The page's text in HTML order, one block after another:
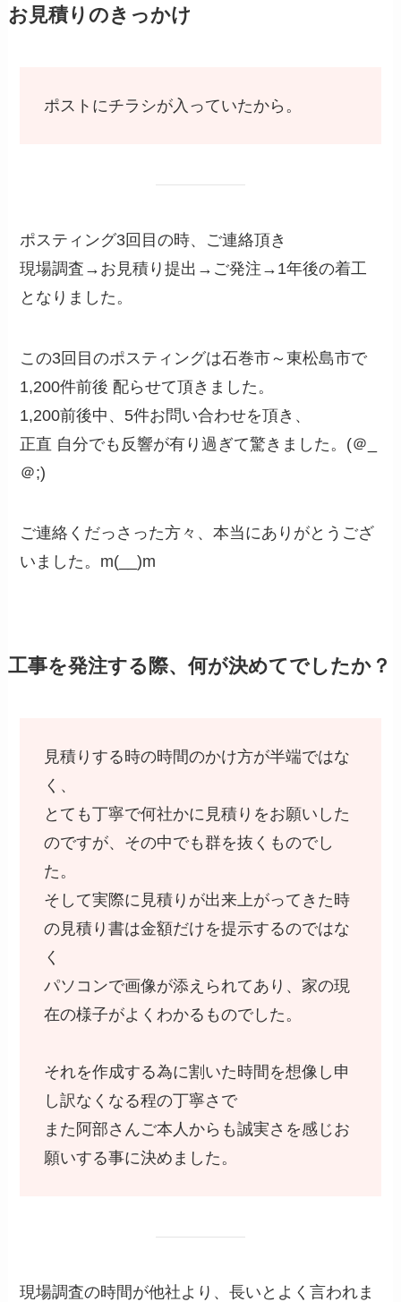
お見積りのきっかけ
ポストにチラシが入っていたから。
ポスティング3回目の時、ご連絡頂き
現場調査→お見積り提出→ご発注→1年後の着工
となりました。
この3回目のポスティングは石巻市～東松島市で
1,200件前後 配らせて頂きました。
1,200前後中、5件お問い合わせを頂き、
正直 自分でも反響が有り過ぎて驚きました。(＠_
＠;)
ご連絡くだっさった方々、本当にありがとうござ
いました。m(__)m
工事を発注する際、何が決めてでしたか？
見積りする時の時間のかけ方が半端ではな
く、
とても丁寧で何社かに見積りをお願いした
のですが、その中でも群を抜くものでし
た。
そして実際に見積りが出来上がってきた時
の見積り書は金額だけを提示するのではな
く
パソコンで画像が添えられてあり、家の現
在の様子がよくわかるものでした。
それを作成する為に割いた時間を想像し申
し訳なくなる程の丁寧さで
また阿部さんご本人からも誠実さを感じお
願いする事に決めました。
現場調査の時間が他社より、長いとよく言われま